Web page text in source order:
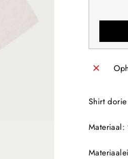
Shirt dorie
Materiaal: